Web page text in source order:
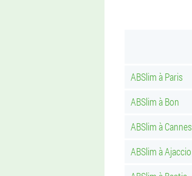
ABSlim à Paris
ABSlim à Bon
ABSlim à Cannes
ABSlim à Ajaccio